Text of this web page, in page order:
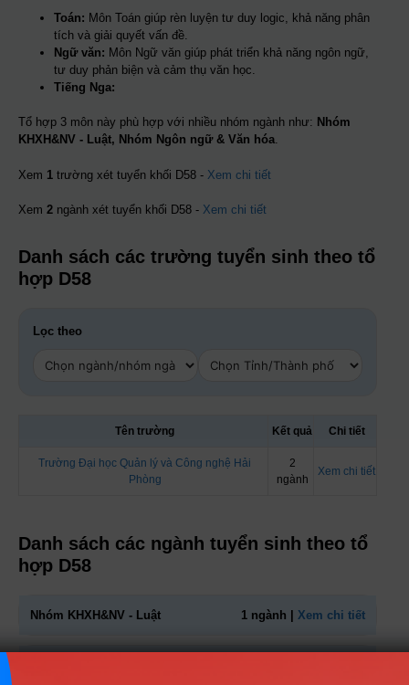
Toán: Môn Toán giúp rèn luyện tư duy logic, khả năng phân
tích và giải quyết vấn đề.
Ngữ văn: Môn Ngữ văn giúp phát triển khả năng ngôn ngữ,
tư duy phản biện và cảm thụ văn học.
Tiếng Nga:
Tổ hợp 3 môn này phù hợp với nhiều nhóm ngành như: Nhóm
KHXH&NV - Luật, Nhóm Ngôn ngữ & Văn hóa.
Xem 1 trường xét tuyển khối D58 - Xem chi tiết
Xem 2 ngành xét tuyển khối D58 - Xem chi tiết
Danh sách các trường tuyển sinh theo tổ
hợp D58
Lọc theo
Tên trường Kết quả Chi tiết
Trường Đại học Quản lý và Công nghệ Hải
Phòng
2
ngành
Xem chi tiết
Danh sách các ngành tuyển sinh theo tổ
hợp D58
Nhóm KHXH&NV - Luật 1 ngành | Xem chi tiết